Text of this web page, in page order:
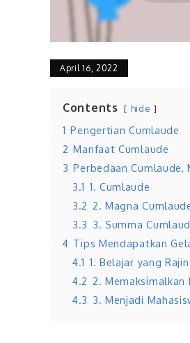
April 16, 2022
Contents hide
1 Pengertian Cumlaude
2 Manfaat Cumlaude
3 Perbedaan Cumlaude,
3.1 1. Cumlaude
3.2 2. Magna
3.3 3. Summa
4 Tips Mendapatkan
4.1 1. Belajar yang Rajin
4.2 2. Memaksimalkan
4.3 3. Menjadi